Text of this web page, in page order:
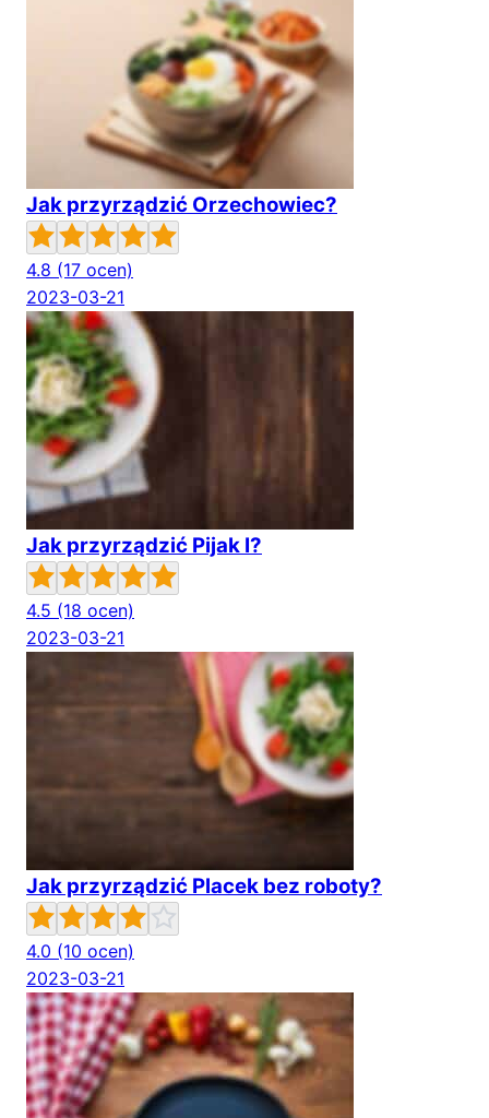
Jak przyrządzić Orzechowiec?
4.8 (17 ocen)
2023-03-21
Jak przyrządzić Pijak I?
4.5 (18 ocen)
2023-03-21
Jak przyrządzić Placek bez roboty?
4.0 (10 ocen)
2023-03-21